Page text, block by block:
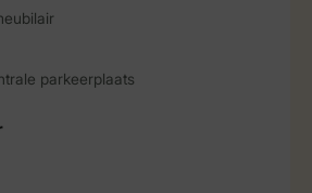
parkeerplaats